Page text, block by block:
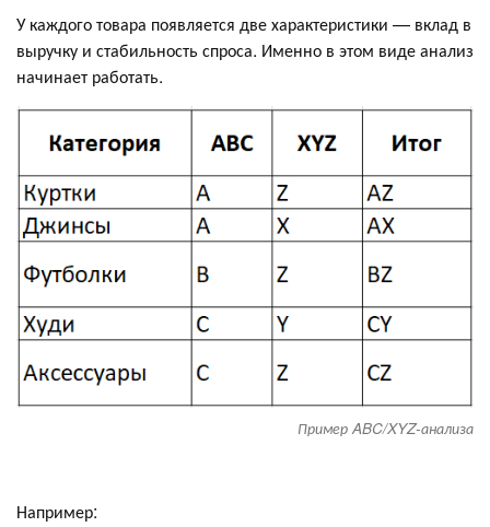
У каждого товара появляется две характеристики — вклад в
выручку и стабильность спроса. Именно в этом виде анализ
начинает работать.
Пример ABC/XYZ-анализа
Например: